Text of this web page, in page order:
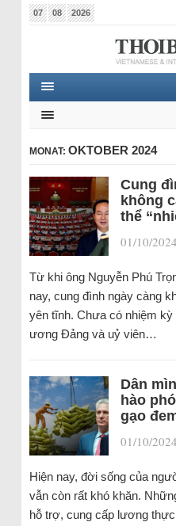
07 08 2026
MONAT: OKTOBER 2024
Cung
không
thể
01/10/2024
Từ khi ông Nguyễn Phú
nay, cung đình ngày càng
yên tĩnh. Chưa có nhiệm
ương Đảng và uỷ viên…
Dân
hào
gạo
01/10/2024
Hiện nay, đời sống của
vẫn còn rất khó khăn.
hỗ trợ, cung cấp lương